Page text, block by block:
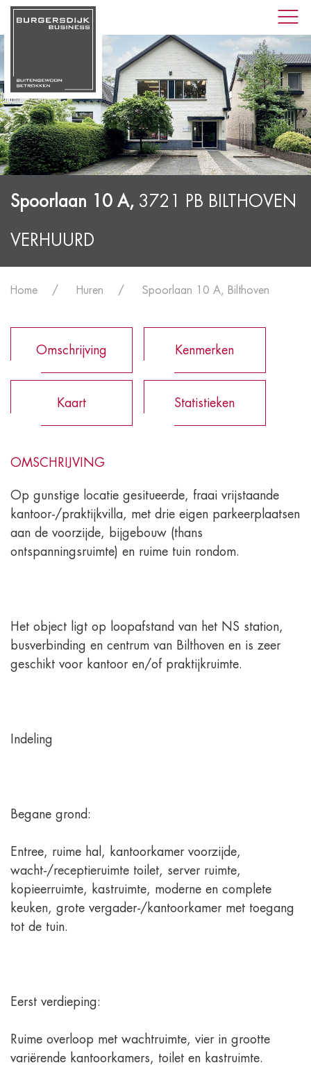
Spoorlaan 10 A, 3721 PB BILTHOVEN
VERHUURD
Home Huren Spoorlaan 10 A, Bilthoven
Omschrijving Kenmerken
Kaart Statistieken
OMSCHRIJVING
Op gunstige locatie gesitueerde, fraai vrijstaande
kantoor-/praktijkvilla, met drie eigen parkeerplaatsen
aan de voorzijde, bijgebouw (thans
ontspanningsruimte) en ruime tuin rondom.
Het object ligt op loopafstand van het NS station,
busverbinding en centrum van Bilthoven en is zeer
geschikt voor kantoor en/of praktijkruimte.
Indeling
Begane grond:
Entree, ruime hal, kantoorkamer voorzijde,
wacht-/receptieruimte toilet, server ruimte,
kopieerruimte, kastruimte, moderne en complete
keuken, grote vergader-/kantoorkamer met toegang
tot de tuin.
Eerst verdieping:
Ruime overloop met wachtruimte, vier in grootte
variërende kantoorkamers, toilet en kastruimte.